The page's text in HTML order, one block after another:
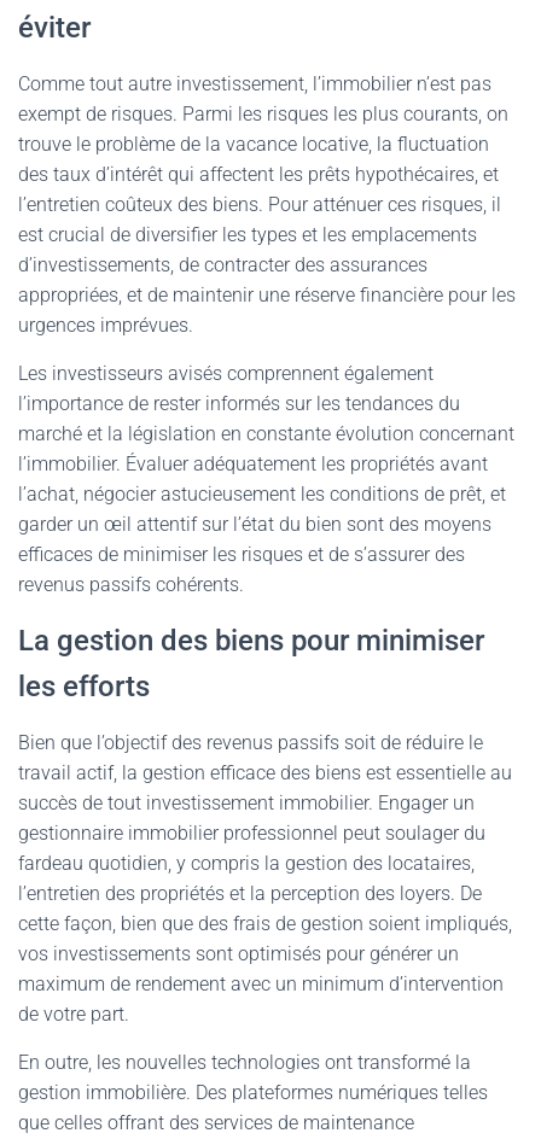
éviter
Comme tout autre investissement, l’immobilier n’est pas
exempt de risques. Parmi les risques les plus courants, on
trouve le problème de la vacance locative, la fluctuation
des taux d’intérêt qui affectent les prêts hypothécaires, et
l’entretien coûteux des biens. Pour atténuer ces risques, il
est crucial de diversifier les types et les emplacements
d’investissements, de contracter des assurances
appropriées, et de maintenir une réserve financière pour les
urgences imprévues.
Les investisseurs avisés comprennent également
l’importance de rester informés sur les tendances du
marché et la législation en constante évolution concernant
l’immobilier. Évaluer adéquatement les propriétés avant
l’achat, négocier astucieusement les conditions de prêt, et
garder un œil attentif sur l’état du bien sont des moyens
efficaces de minimiser les risques et de s’assurer des
revenus passifs cohérents.
La gestion des biens pour minimiser
les efforts
Bien que l’objectif des revenus passifs soit de réduire le
travail actif, la gestion efficace des biens est essentielle au
succès de tout investissement immobilier. Engager un
gestionnaire immobilier professionnel peut soulager du
fardeau quotidien, y compris la gestion des locataires,
l’entretien des propriétés et la perception des loyers. De
cette façon, bien que des frais de gestion soient impliqués,
vos investissements sont optimisés pour générer un
maximum de rendement avec un minimum d’intervention
de votre part.
En outre, les nouvelles technologies ont transformé la
gestion immobilière. Des plateformes numériques telles
que celles offrant des services de maintenance